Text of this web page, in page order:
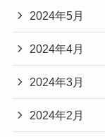
2024年5月
2024年4月
2024年3月
2024年2月